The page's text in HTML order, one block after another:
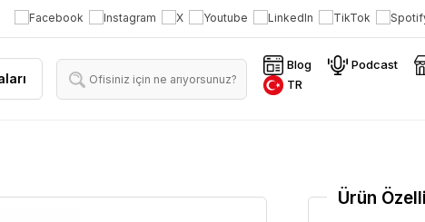
Blog
Podcast
TR
Ürün